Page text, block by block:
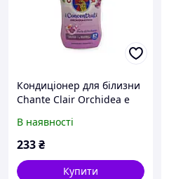
Кондиціонер для білизни
Chante Clair Orchidea e
В наявності
233₴
Купити